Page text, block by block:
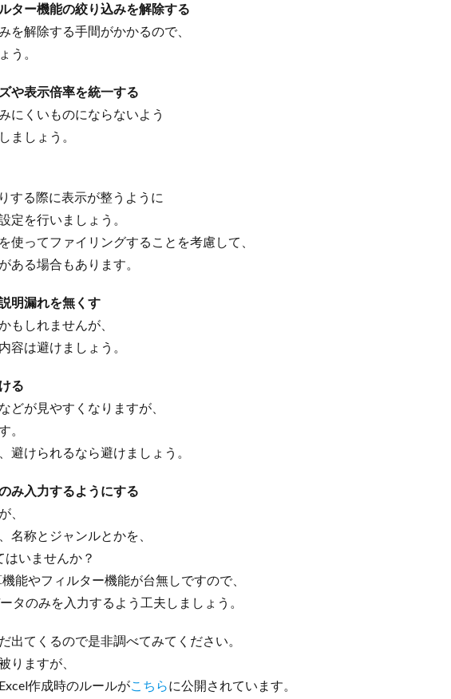
ター機能の絞り込みを解除する
を解除する手間がかかるので、
う。
や表示倍率を統一する
にくいものにならないよう
ましょう。
する際に表示が整うように
定を行いましょう。
使ってファイリングすることを考慮して、
ある場合もあります。
明漏れを無くす
もしれませんが、
容は避けましょう。
る
どが見やすくなりますが、
。
避けられるなら避けましょう。
み入力するようにする
、
名称とジャンルとかを、
いませんか？
能やフィルター機能が台無しですので、
タのみを入力するよう工夫しましょう。
出てくるので是非調べてみてください。
りますが、
作成時のルールがこちらに公開されています。